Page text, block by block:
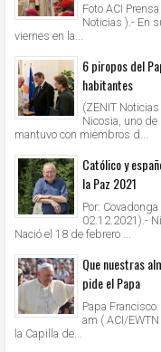
Foto ACI
Noticias ).- En
viernes en la...
6 piropos del
habitantes
(ZENIT
Nicosia, uno
mantuvo con miembros d...
Católico y
la Paz 2021
Por:
02.12.2021).-
Nació el 18 de febrero ...
Que nuestras
pide el Papa
Papa
am ( ACI/
la Capilla de...